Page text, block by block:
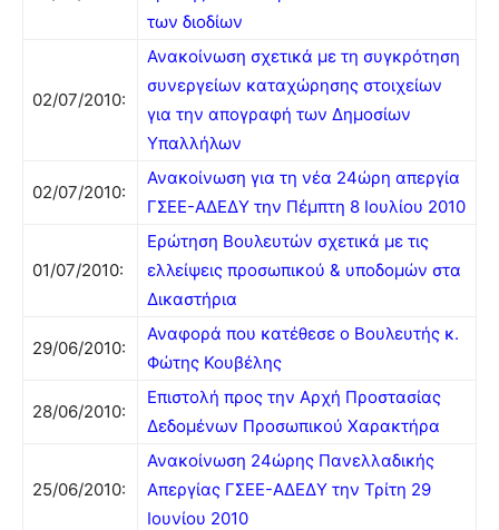
των διοδίων
02/07/2010:
Ανακοίνωση σχετικά με τη συγκρότηση
συνεργείων καταχώρησης στοιχείων
για την απογραφή των Δημοσίων
Υπαλλήλων
02/07/2010:
Ανακοίνωση για τη νέα 24ώρη απεργία
ΓΣΕΕ-ΑΔΕΔΥ την Πέμπτη 8 Ιουλίου 2010
01/07/2010:
Ερώτηση Βουλευτών σχετικά με τις
ελλείψεις προσωπικού & υποδομών στα
Δικαστήρια
29/06/2010:
Αναφορά που κατέθεσε ο Βουλευτής κ.
Φώτης Κουβέλης
28/06/2010:
Επιστολή προς την Αρχή Προστασίας
Δεδομένων Προσωπικού Χαρακτήρα
25/06/2010:
Ανακοίνωση 24ώρης Πανελλαδικής
Απεργίας ΓΣΕΕ-ΑΔΕΔΥ την Τρίτη 29
Ιουνίου 2010